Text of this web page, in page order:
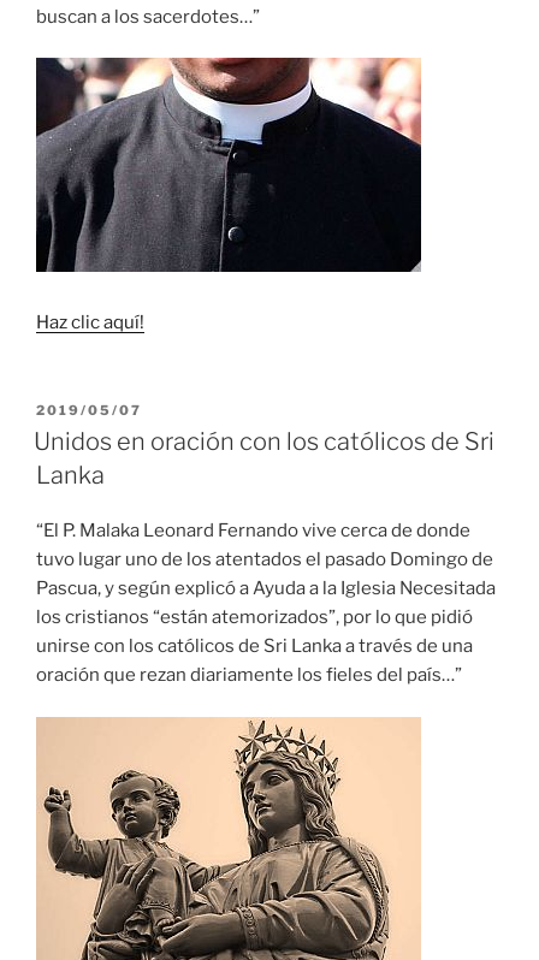
buscan a los sacerdotes…”
Haz clic aquí!
PUBLICADO
EL
2019/05/07
Unidos en oración con los católicos de Sri
Lanka
“El P. Malaka Leonard Fernando vive cerca de donde
tuvo lugar uno de los atentados el pasado Domingo de
Pascua, y según explicó a Ayuda a la Iglesia Necesitada
los cristianos “están atemorizados”, por lo que pidió
unirse con los católicos de Sri Lanka a través de una
oración que rezan diariamente los fieles del país…”